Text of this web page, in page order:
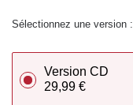
Sélectionnez une version :
Version CD
29,99 €